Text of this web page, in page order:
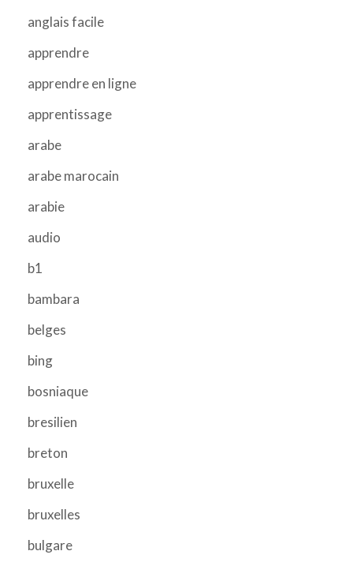
anglais facile
apprendre
apprendre en ligne
apprentissage
arabe
arabe marocain
arabie
audio
b1
bambara
belges
bing
bosniaque
bresilien
breton
bruxelle
bruxelles
bulgare